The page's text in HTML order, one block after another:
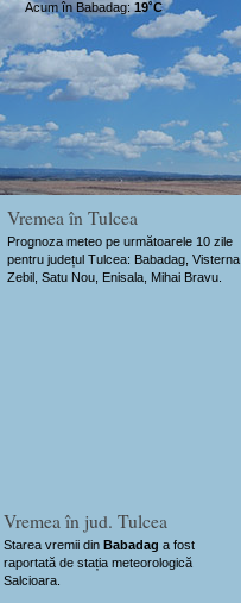
Vremea în Tulcea
Prognoza meteo pe următoarele 10 zile
pentru județul Tulcea: Babadag, Visterna,
Zebil, Satu Nou, Enisala, Mihai Bravu.
Acum în Babadag:19˚C
Vremea în jud. Tulcea
Starea vremii dinBabadag a fost
raportată de stația meteorologică
Salcioara.